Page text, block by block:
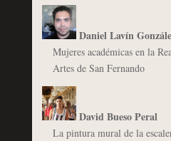
Daniel Lavín
Mujeres académicas en la
Artes de San Fernando
David Bueso Peral
La pintura mural de la